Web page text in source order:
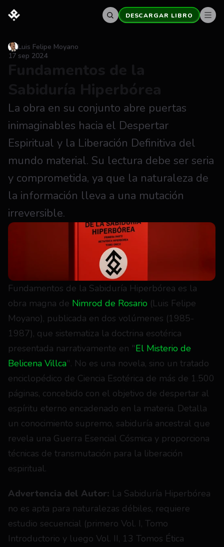
DESCARGAR LIBRO
17 sep 2024
Luis Felipe Moyano
La obra en su conjunto abre puertas
inimaginables hacia el Despertar
Espiritual y la Liberación Definitiva del
mundo material. Su lectura debe ser seria
y comprometida, ya que la naturaleza de
la información lleva a una mutación
irreversible.
Fundamentos de la Sabiduría Hiperbórea es la
obra magna de Nimrod de Rosario (Luis Felipe
Moyano), publicada en dos volúmenes (1985-
1987), que sistematiza la doctrina esotérica
presentada narrativamente en "El Misterio de
Belicena Villca". No es una novela, sino un tratado
enciclopédico de Ciencia Esotérica de más de 1.500
páginas, concebido con el objetivo de despertar al
espíritu eterno encadenado en la materia. Detalla
un conocimiento supremo, sabiduría ancestral que
revela una Guerra Esencial Cósmica y proporciona
técnicas de transmutación para la liberación
espiritual.
Advertencia del Autor: La Sabiduría Hiperbórea
no es apta para naturalezas débiles, requiere
estudio secuencial (primero Vol. I, Tomo
Introductorio y luego Vol. II, 13 Tomos Ética